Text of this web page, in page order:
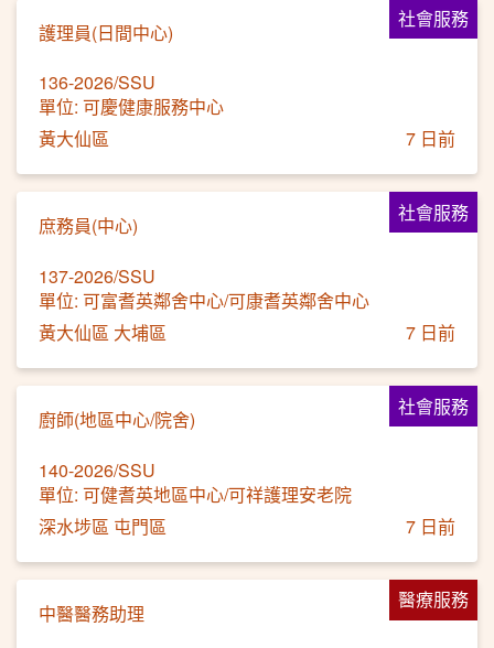
社會服務
護理員(日間中心)
136-2026/SSU
單位: 可慶健康服務中心
黃大仙區
7 日前
社會服務
庶務員(中心)
137-2026/SSU
單位: 可富耆英鄰舍中心/可康耆英鄰舍中心
黃大仙區 大埔區
7 日前
社會服務
廚師(地區中心/院舍)
140-2026/SSU
單位: 可健耆英地區中心/可祥護理安老院
深水埗區 屯門區
7 日前
醫療服務
中醫醫務助理